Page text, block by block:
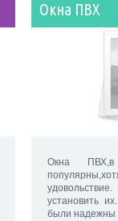
Окна ПВХ
Окна
установить
были надежны